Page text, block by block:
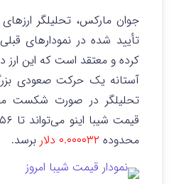
جوان مارکس، تحلیلگر
تأیید شده در نمودارهای قبلی
کرده و معتقد است که این
آستانه یک حرکت صعودی
تحلیلگر در صورت شکست
محدوده ۰.۰۰۰۰۳۲ دلار برسد.